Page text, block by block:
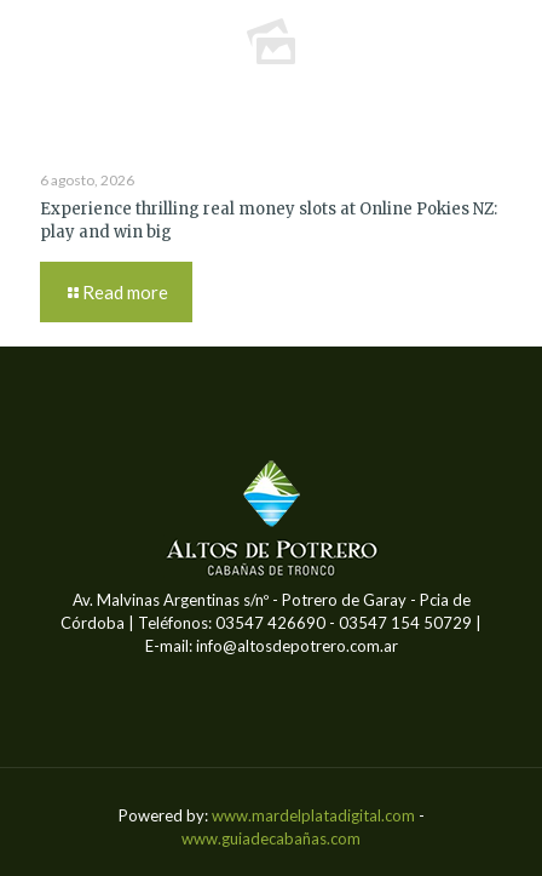
6 agosto, 2026
Experience thrilling real money slots at Online Pokies NZ:
play and win big
Read more
Av. Malvinas Argentinas s/nº - Potrero de Garay - Pcia de
Córdoba | Teléfonos: 03547 426690 - 03547 154 50729 |
E-mail: info@altosdepotrero.com.ar
Powered by:www.mardelplatadigital.com -
www.guiadecabañas.com